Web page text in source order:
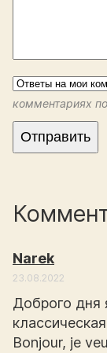
комментариях
Narek
23.08.2022
Доброго дня
Bonjour, je